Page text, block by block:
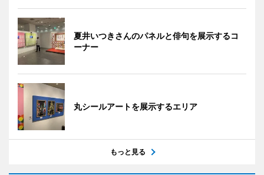
夏井いつきさんのパネルと俳句を展示するコ
ーナー
丸シールアートを展示するエリア
もっと見る